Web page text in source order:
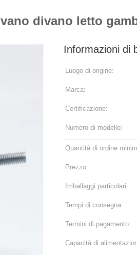
divano letto
Informazioni di
Luogo di origine:
Marca:
Certificazione:
Numero di modello:
Quantità di ordine
Prezzo:
Imballaggi particolari:
Tempi di consegna:
Termini di pagamento:
Capacità di